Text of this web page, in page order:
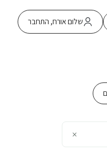
שלום אורח, התחבר
×